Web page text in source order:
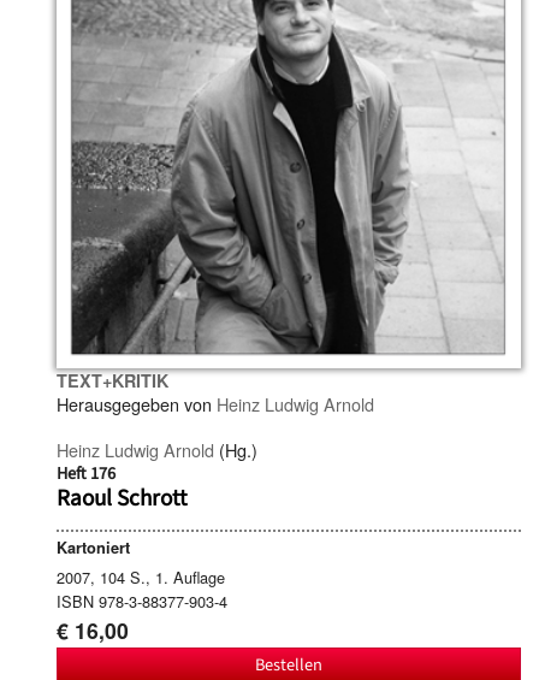
TEXT+KRITIK
Herausgegeben von Heinz Ludwig Arnold
Heinz Ludwig Arnold (Hg.)
Heft 176
Raoul Schrott
Kartoniert
2007, 104 S., 1. Auflage
ISBN 978-3-88377-903-4
€ 16,00
Bestellen